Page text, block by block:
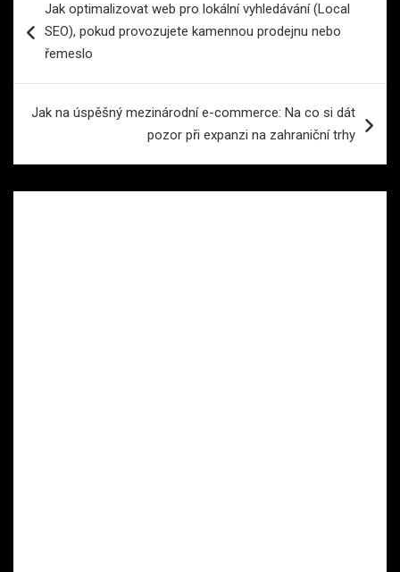
pro
příspěvek
Jak optimalizovat web pro lokální vyhledávání (Local
SEO), pokud provozujete kamennou prodejnu nebo
řemeslo
Jak na úspěšný mezinárodní e-commerce: Na co si dát
pozor při expanzi na zahraniční trhy